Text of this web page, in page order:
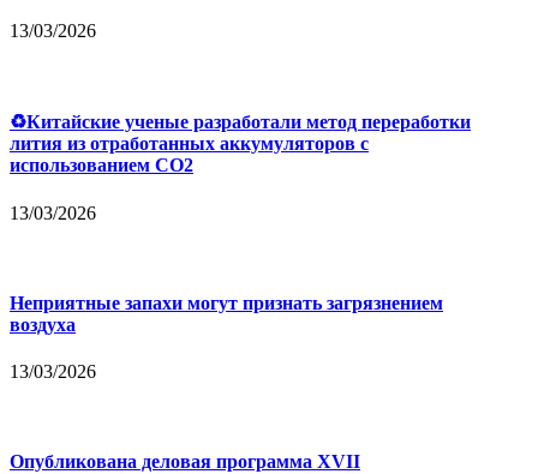
13/03/2026
♻Китайские ученые разработали метод переработки
лития из отработанных аккумуляторов с
использованием CO2
13/03/2026
Неприятные запахи могут признать загрязнением
воздуха
13/03/2026
Опубликована деловая программа XVII